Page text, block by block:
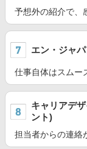
予想外の紹介で、
エン・ジャ
仕事自体はスムー
キャリアデ
ント)
担当者からの連絡